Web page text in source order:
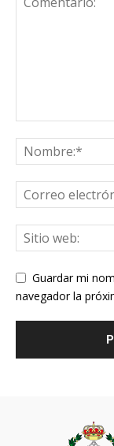
Guardar mi
navegador la